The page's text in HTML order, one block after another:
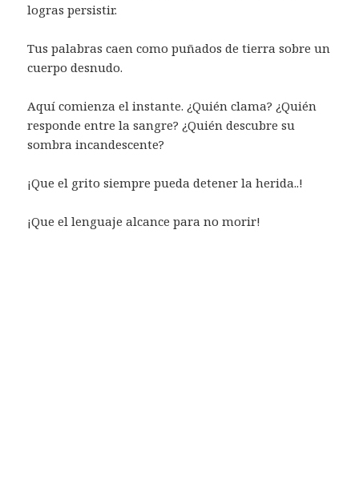
logras persistir.
Tus palabras caen como puñados de tierra sobre un
cuerpo desnudo.
Aquí comienza el instante. ¿Quién clama? ¿Quién
responde entre la sangre? ¿Quién descubre su
sombra incandescente?
¡Que el grito siempre pueda detener la herida..!
¡Que el lenguaje alcance para no morir!